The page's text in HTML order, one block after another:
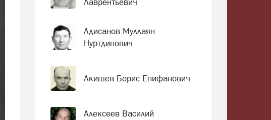
Лаврентьевич
Адисанов Муллаян
Нуртдинович
Акишев Борис Епифанович
Алексеев Василий